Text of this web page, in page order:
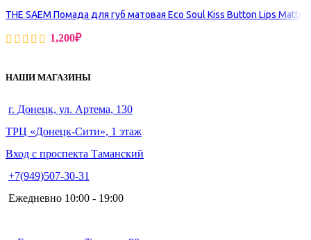
THE SAEM Помада для губ матовая Eco Soul Kiss Button Lips Matte
1,200₽
НАШИ МАГАЗИНЫ
г. Донецк, ул. Артема, 130
ТРЦ «Донецк-Сити», 1 этаж
Вход с проспекта Таманский
+7(949)507-30-31
Ежедневно 10:00 - 19:00